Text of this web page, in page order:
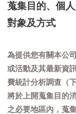
蒐集目的、個
對象及方式
為提供您有關本公
或活動及其最新資
費統計分析調查（
將於上開蒐集目的
之必要地區內，蒐